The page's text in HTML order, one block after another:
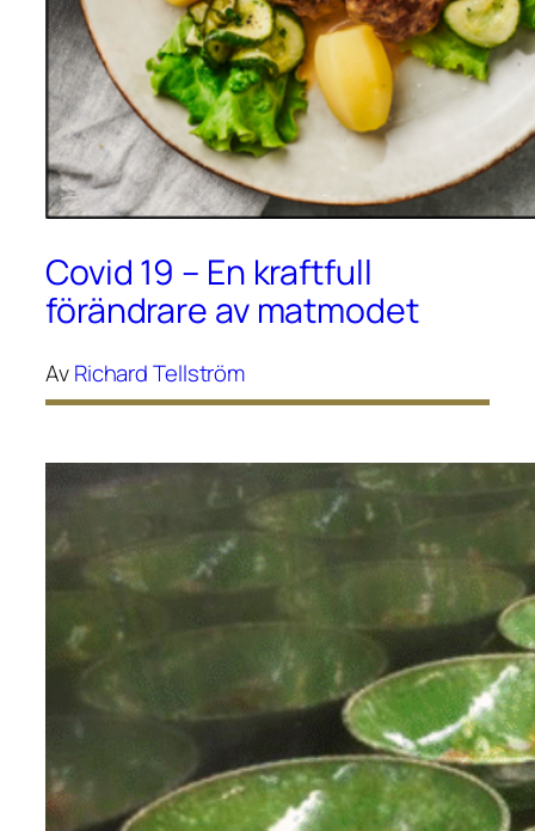
Covid 19 – En kraftfull
förändrare av matmodet
AvRichard Tellström